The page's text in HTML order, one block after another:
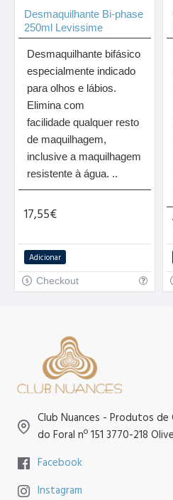
Desmaquilhante Bi-phase
250ml Levissime
Desmaquilhante bifásico
especialmente indicado
para olhos e lábios.
Elimina com
facilidade qualquer resto
de maquilhagem,
inclusive a maquilhagem
resistente à água. ..
17,55€
Adicionar
Checkout
Club Nuances - Produtos de
do Foral nº 151 3770-218
Facebook
Instagram